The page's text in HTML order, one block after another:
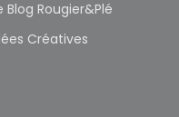
Blog Rougier&Plé
Créatives